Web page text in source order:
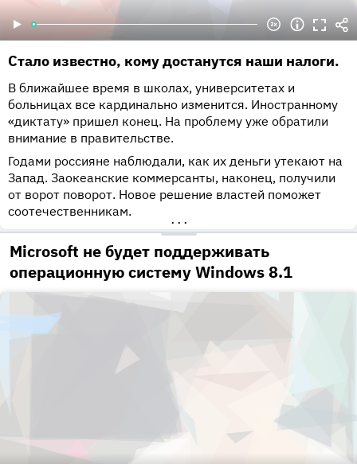
Стало известно, кому достанутся наши налоги.
В ближайшее время в школах, университетах и
больницах все кардинально изменится. Иностранному
«диктату» пришел конец. На проблему уже обратили
внимание в правительстве.
Годами россияне наблюдали, как их деньги утекают на
Запад. Заокеанские коммерсанты, наконец, получили
от ворот поворот. Новое решение властей поможет
соотечественникам.
•••
Microsoft не будет поддерживать
операционную систему Windows 8.1